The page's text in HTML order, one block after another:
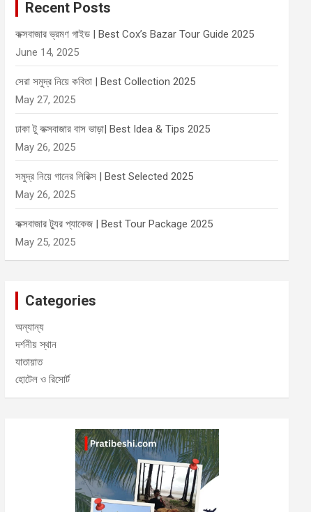
Recent Posts
কক্সবাজার ভ্রমণ গাইড | Best Cox’s Bazar Tour Guide 2025
June 14, 2025
সেরা সমুদ্র নিয়ে কবিতা | Best Collection 2025
May 27, 2025
ঢাকা টু কক্সবাজার বাস ভাড়া| Best Idea & Tips 2025
May 26, 2025
সমুদ্র নিয়ে গানের লিরিক্স | Best Selected 2025
May 26, 2025
কক্সবাজার ট্যুর প্যাকেজ | Best Tour Package 2025
May 25, 2025
Categories
অন্যান্য
দর্শনীয় স্থান
যাতায়াত
হোটেল ও রিসোর্ট